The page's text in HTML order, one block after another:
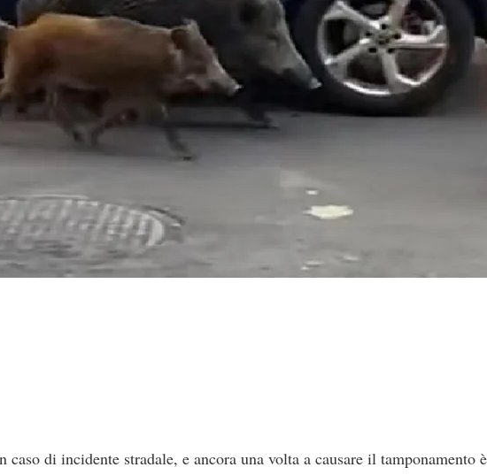
di incidente stradale, e ancora una volta a causare il tamponamento